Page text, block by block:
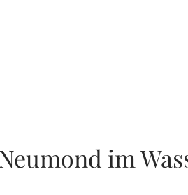
im